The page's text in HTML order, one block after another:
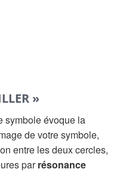
»
symbole évoque la
de votre symbole,
entre les deux cercles,
parrésonance